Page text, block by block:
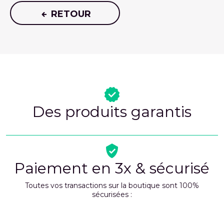
RETOUR
Des produits garantis
Paiement en 3x & sécurisé
Toutes vos transactions sur la boutique sont 100%
sécurisées :